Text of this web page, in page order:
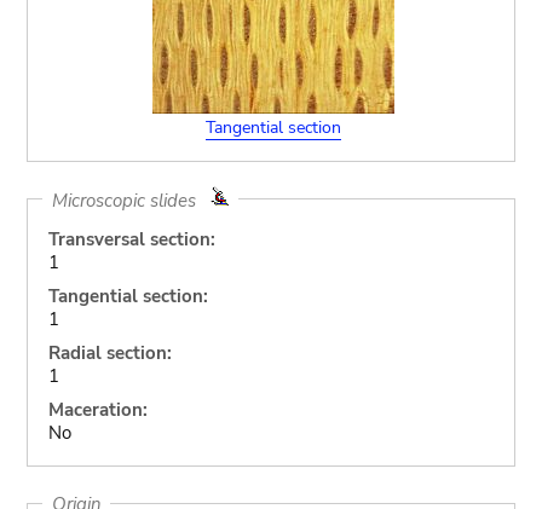
Tangential section
Microscopic slides
Transversal section:
1
Tangential section:
1
Radial section:
1
Maceration:
No
Origin